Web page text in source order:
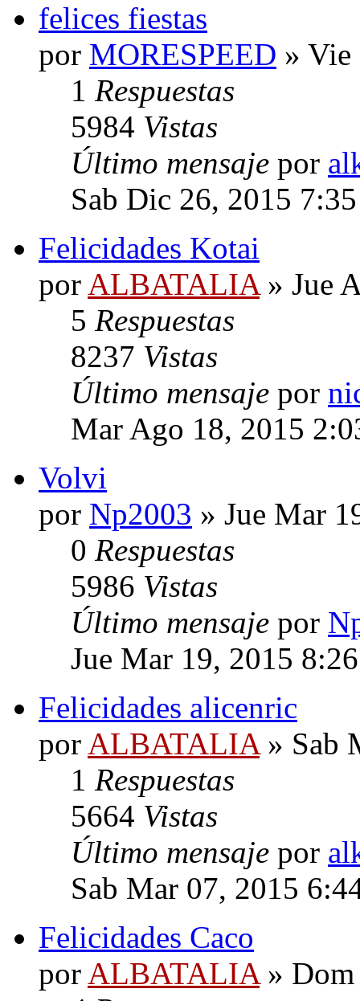
felices fiestas
por MORESPEED » Vie
1 Respuestas
5984 Vistas
Último mensaje por
Sab Dic 26, 2015
Felicidades Kotai
por ALBATALIA» Jue
5 Respuestas
8237 Vistas
Último mensaje por
Mar Ago 18, 2015
Volvi
por Np2003 » Jue Mar
0 Respuestas
5986 Vistas
Último mensaje por
Jue Mar 19, 2015
Felicidades alicenric
por ALBATALIA» Sab
1 Respuestas
5664 Vistas
Último mensaje por
Sab Mar 07, 2015
Felicidades Caco
por ALBATALIA» Dom